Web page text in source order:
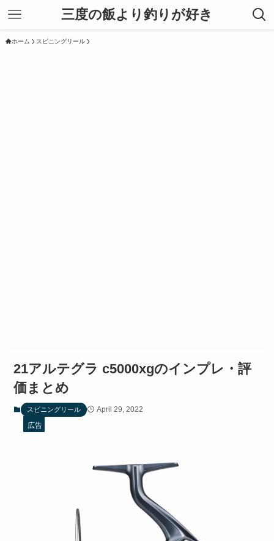
三度の飯より釣りが好き
ホーム スピニングリール
21アルテグラ c5000xgのインプレ・評
価まとめ
スピニングリール
April 29, 2022
広告